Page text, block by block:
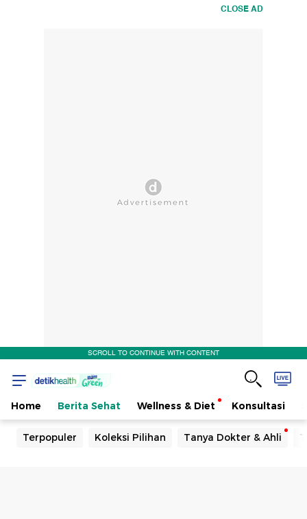
CLOSE AD
SCROLL TO CONTINUE WITH CONTENT
Home Berita Sehat Wellness & Diet Konsultasi
Terpopuler Koleksi Pilihan Tanya Dokter & Ahli